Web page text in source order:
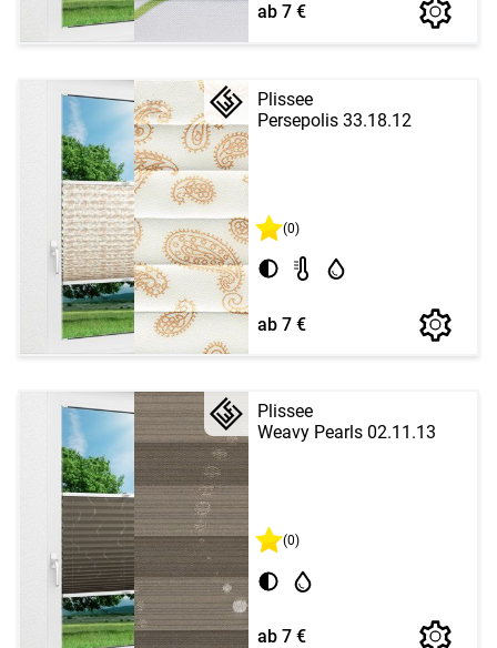
ab 7 €
Plissee
Persepolis 33.18.12
(0)
ab 7 €
Plissee
Weavy Pearls 02.11.13
(0)
ab 7 €